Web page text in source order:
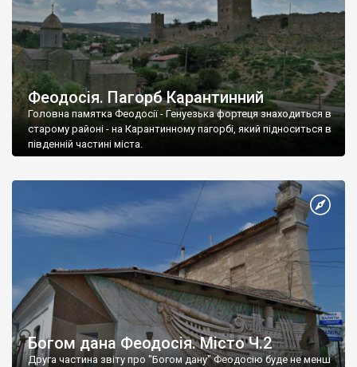
Феодосія. Пагорб Карантинний
Головна памятка Феодосії - Генуезька фортеця знаходиться в
старому районі - на Карантинному пагорбі, який підноситься в
південній частині міста.
Богом дана Феодосія. Місто Ч.2
Друга частина звіту про "Богом дану" Феодосію буде не менш